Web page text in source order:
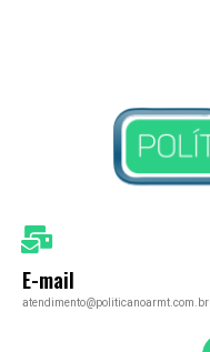
E-mail
atendimento@politicanoarmt.com.br